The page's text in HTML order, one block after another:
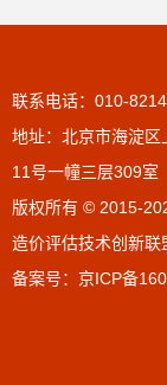
联系电话：010-
地址：北京市海淀区
11号一幢三层309室
版权所有 © 2015-
造价评估技术创新联
备案号： 京ICP备